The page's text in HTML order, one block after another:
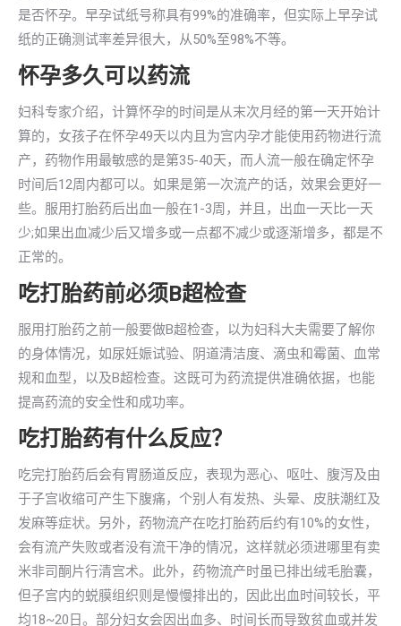
是否怀孕。早孕试纸号称具有99%的准确率，但实际上早孕试
纸的正确测试率差异很大，从50%至98%不等。
怀孕多久可以药流
妇科专家介绍，计算怀孕的时间是从末次月经的第一天开始计
算的，女孩子在怀孕49天以内且为宫内孕才能使用药物进行流
产，药物作用最敏感的是第35-40天，而人流一般在确定怀孕
时间后12周内都可以。如果是第一次流产的话，效果会更好一
些。服用打胎药后出血一般在1-3周，并且，出血一天比一天
少;如果出血减少后又增多或一点都不减少或逐渐增多，都是不
正常的。
吃打胎药前必须B超检查
服用打胎药之前一般要做B超检查，以为妇科大夫需要了解你
的身体情况，如尿妊娠试验、阴道清洁度、滴虫和霉菌、血常
规和血型，以及B超检查。这既可为药流提供准确依据，也能
提高药流的安全性和成功率。
吃打胎药有什么反应？
吃完打胎药后会有胃肠道反应，表现为恶心、呕吐、腹泻及由
于子宫收缩可产生下腹痛，个别人有发热、头晕、皮肤潮红及
发麻等症状。另外，药物流产在吃打胎药后约有10%的女性，
会有流产失败或者没有流干净的情况，这样就必须进哪里有卖
米非司酮片行清宫术。此外，药物流产时虽已排出绒毛胎囊，
但子宫内的蜕膜组织则是慢慢排出的，因此出血时间较长，平
均18~20日。部分妇女会因出血多、时间长而导致贫血或并发